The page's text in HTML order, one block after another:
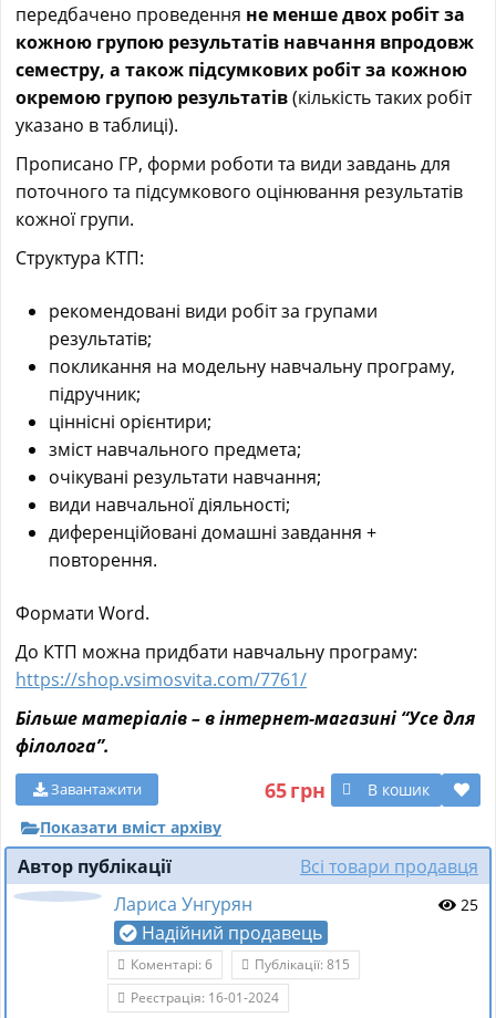
передбачено проведення не менше двох робіт за
кожною групою результатів навчання впродовж
семестру, а також підсумкових робіт за кожною
окремою групою результатів(кількість таких робіт
указано в таблиці).
Прописано ГР, форми роботи та види завдань для
поточного та підсумкового оцінювання результатів
кожної групи.
Структура КТП:
рекомендовані види робіт за групами
результатів;
покликання на модельну навчальну програму,
підручник;
ціннісні орієнтири;
зміст навчального предмета;
очікувані результати навчання;
види навчальної діяльності;
диференційовані домашні завдання +
повторення.
Формати Word.
До КТП можна придбати навчальну програму:
https://shop.vsimosvita.com/7761/
Більше матеріалів – в інтернет-магазині “Усе для
філолога”.
65грн В кошик
Завантажити
Показати вміст архіву
Автор публікації
Всі товари продавця
Лариса Унгурян
Надійний продавець
25
Коментарі: 6
Публікації: 815
Реєстрація: 16-01-2024